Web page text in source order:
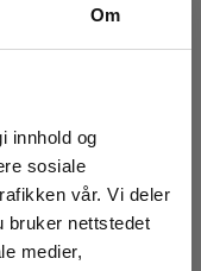
Om
innhold og
sosiale
vår. Vi deler
bruker nettstedet
medier,